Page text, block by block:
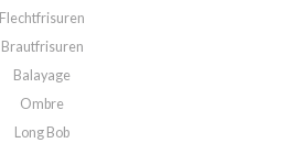
Flechtfrisuren
Brautfrisuren
Balayage
Ombre
Long Bob